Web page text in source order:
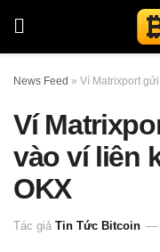
News Feed » Ví Matrixport
Ví
vào ví liên
OKX
Tác giả Tin Tức Bitcoin